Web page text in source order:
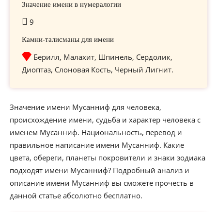
Значение имени в нумералогии
9
Камни-талисманы для имени
Берилл, Малахит, Шпинель, Сердолик,
Диоптаз, Слоновая Кость, Черный Лигнит.
Значение имени Мусанниф для человека,
происхождение имени, судьба и характер человека с
именем Мусанниф. Национальность, перевод и
правильное написание имени Мусанниф. Какие
цвета, обереги, планеты покровители и знаки зодиака
подходят имени Мусанниф? Подробный анализ и
описание имени Мусанниф вы сможете прочесть в
данной статье абсолютно бесплатно.